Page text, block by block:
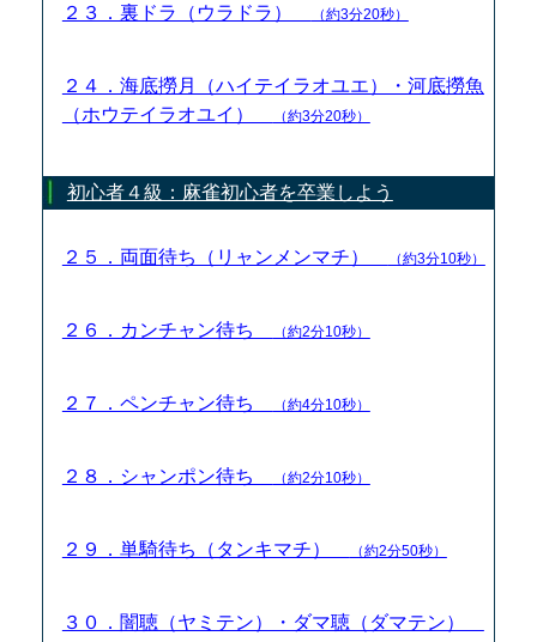
２３．裏ドラ（ウラドラ） （約3分20秒）
２４．海底撈月（ハイテイラオユエ）・河底撈魚
（ホウテイラオユイ）
（約3分20秒）
初心者４級：麻雀初心者を卒業しよう
２５．両面待ち（リャンメンマチ） （約3分10秒）
２６．カンチャン待ち （約2分10秒）
２７．ペンチャン待ち （約4分10秒）
２８．シャンポン待ち （約2分10秒）
２９．単騎待ち（タンキマチ） （約2分50秒）
３０．闇聴（ヤミテン）・ダマ聴（ダマテン）